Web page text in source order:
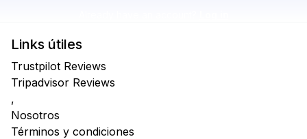
Links útiles
Trustpilot Reviews
Tripadvisor Reviews
,
Nosotros
Términos y condiciones